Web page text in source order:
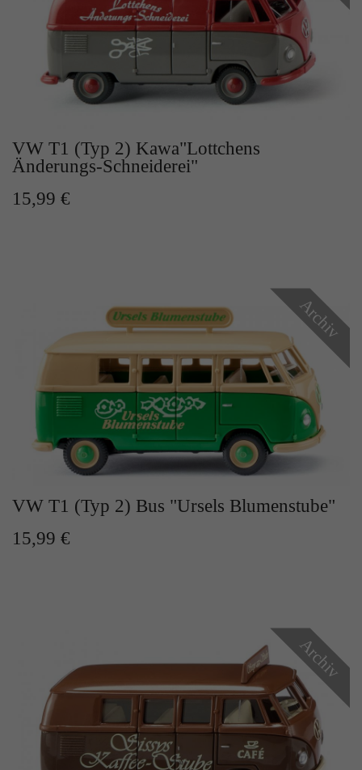
VW T1 (Typ 2) Kawa"Lottchens
Änderungs-Schneiderei"
15,99 €
Archiv
VW T1 (Typ 2) Bus "Ursels Blumenstube"
15,99 €
Archiv